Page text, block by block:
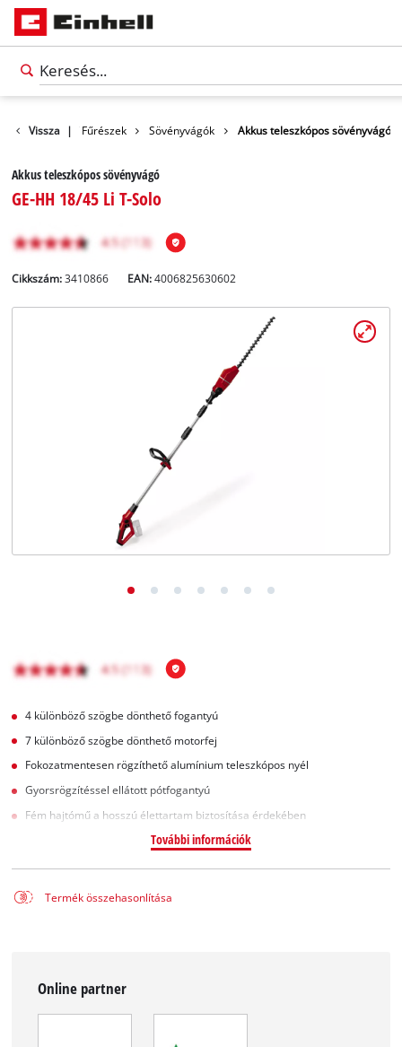
Vissza |
Kerti ollók / Fűrészek Sövényvágók Akkus teleszkópos sövényvágó
Akkus teleszkópos sövényvágó
GE-HH 18/45 Li T-Solo
Cikkszám: 3410866 EAN:4006825630602
4 különböző szögbe dönthető fogantyú
7 különböző szögbe dönthető motorfej
Fokozatmentesen rögzíthető alumínium teleszkópos nyél
Gyorsrögzítéssel ellátott pótfogantyú
Fém hajtómű a hosszú élettartam biztosítása érdekében
További információk
Termék összehasonlítása
Online partner